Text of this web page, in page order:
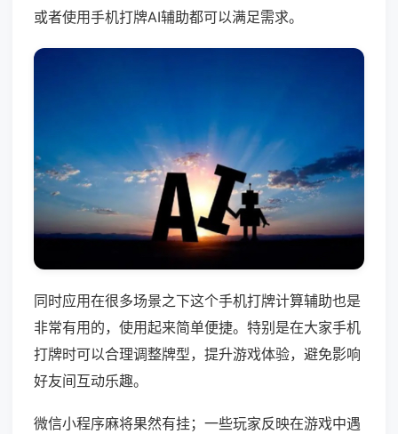
或者使用手机打牌AI辅助都可以满足需求。
同时应用在很多场景之下这个手机打牌计算辅助也是
非常有用的，使用起来简单便捷。特别是在大家手机
打牌时可以合理调整牌型，提升游戏体验，避免影响
好友间互动乐趣。
微信小程序麻将果然有挂；一些玩家反映在游戏中遇